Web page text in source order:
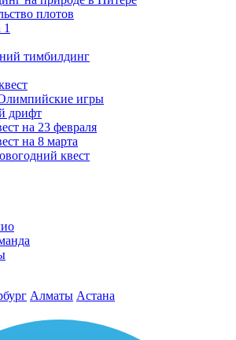
плотов
тимбилдинг
игры
дрифт
на 23 февраля
на 8 марта
квест
Алматы Астана